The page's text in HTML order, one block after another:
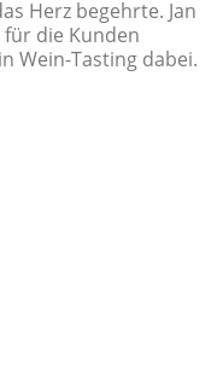
Herz begehrte. Jan
für die Kunden
Wein-Tasting dabei.